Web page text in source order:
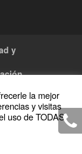
y
los
la mejor
y visitas
uso de TODAS